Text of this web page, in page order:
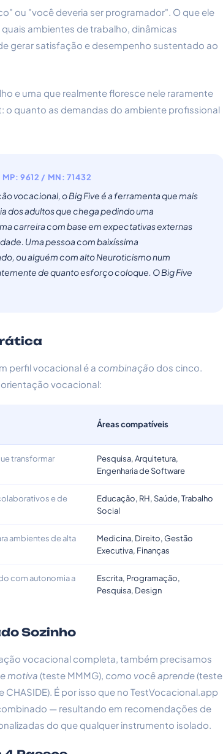
ou "você deveria ser programador". O que ele
ambientes de trabalho, dinâmicas
gerar satisfação e desempenho sustentado ao
e uma que realmente floresce nele raramente
o quanto as demandas do ambiente profissional
MP: 9612 / MN: 71432
vocacional, o Big Five é a ferramenta que mais
dos adultos que chega pedindo uma
carreira com base em expectativas externas
Uma pessoa com baixíssima
ou alguém com alto Neuroticismo num
de quanto esforço coloque. O Big Five
perfil vocacional é a combinação dos cinco.
vocacional:
Áreas compatíveis
transformar
Pesquisa, Arquitetura,
Engenharia de Software
e de
Educação, RH, Saúde, Trabalho
Social
ambientes de alta
Medicina, Direito, Gestão
Executiva, Finanças
com autonomia a
Escrita, Programação,
Pesquisa, Design
Sozinho
vocacional completa, também precisamos
motiva (teste MMMG), como você aprende(teste
CHASIDE). É por isso que no TestVocacional.app
— resultando em recomendações de
do que qualquer instrumento isolado.